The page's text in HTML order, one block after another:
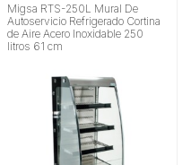
Migsa RTS-250L Mural De
Autoservicio Refrigerado Cortina
de Aire Acero Inoxidable 250
litros 61 cm